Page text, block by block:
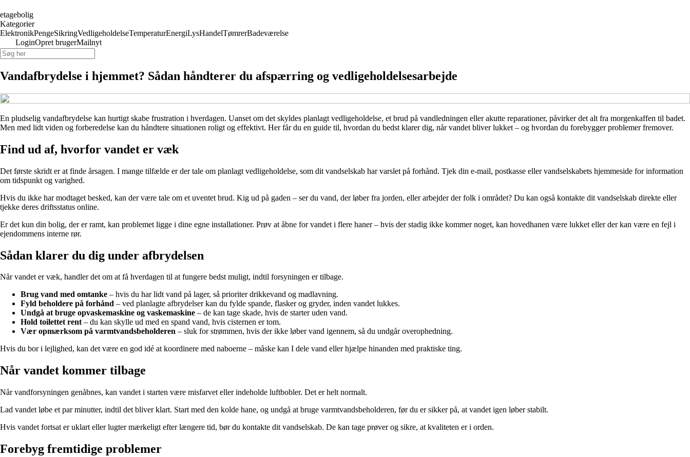
etagebolig
Kategorier
ElektronikPengeSikringVedligeholdelseTemperaturEnergiLysHandelTømrerBadeværelse
LoginOpret brugerMailnyt
Vandafbrydelse i hjemmet? Sådan håndterer du afspærring og vedligeholdelsesarbejde
En pludselig vandafbrydelse kan hurtigt skabe frustration i hverdagen. Uanset om det skyldes planlagt vedligeholdelse, et brud på vandledningen eller akutte reparationer, påvirker det alt fra morgenkaffen til badet.
Men med lidt viden og forberedelse kan du håndtere situationen roligt og effektivt. Her får du en guide til, hvordan du bedst klarer dig, når vandet bliver lukket – og hvordan du forebygger problemer fremover.
Find ud af, hvorfor vandet er væk
Det første skridt er at finde årsagen. I mange tilfælde er der tale om planlagt vedligeholdelse, som dit vandselskab har varslet på forhånd. Tjek din e-mail, postkasse eller vandselskabets hjemmeside for information
om tidspunkt og varighed.
Hvis du ikke har modtaget besked, kan der være tale om et uventet brud. Kig ud på gaden – ser du vand, der løber fra jorden, eller arbejder der folk i området? Du kan også kontakte dit vandselskab direkte eller
tjekke deres driftsstatus online.
Er det kun din bolig, der er ramt, kan problemet ligge i dine egne installationer. Prøv at åbne for vandet i flere haner – hvis der stadig ikke kommer noget, kan hovedhanen være lukket eller der kan være en fejl i
ejendommens interne rør.
Sådan klarer du dig under afbrydelsen
Når vandet er væk, handler det om at få hverdagen til at fungere bedst muligt, indtil forsyningen er tilbage.
Brug vand med omtanke – hvis du har lidt vand på lager, så prioriter drikkevand og madlavning.
Fyld beholdere på forhånd – ved planlagte afbrydelser kan du fylde spande, flasker og gryder, inden vandet lukkes.
Undgå at bruge opvaskemaskine og vaskemaskine – de kan tage skade, hvis de starter uden vand.
Hold toilettet rent– du kan skylle ud med en spand vand, hvis cisternen er tom.
Vær opmærksom på varmtvandsbeholderen – sluk for strømmen, hvis der ikke løber vand igennem, så du undgår overophedning.
Hvis du bor i lejlighed, kan det være en god idé at koordinere med naboerne – måske kan I dele vand eller hjælpe hinanden med praktiske ting.
Når vandet kommer tilbage
Når vandforsyningen genåbnes, kan vandet i starten være misfarvet eller indeholde luftbobler. Det er helt normalt.
Lad vandet løbe et par minutter, indtil det bliver klart. Start med den kolde hane, og undgå at bruge varmtvandsbeholderen, før du er sikker på, at vandet igen løber stabilt.
Hvis vandet fortsat er uklart eller lugter mærkeligt efter længere tid, bør du kontakte dit vandselskab. De kan tage prøver og sikre, at kvaliteten er i orden.
Forebyg fremtidige problemer